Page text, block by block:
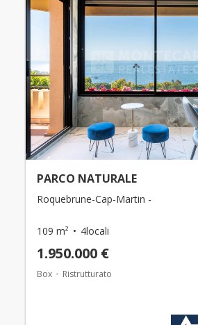
PARCO NATURALE
Roquebrune-Cap-Martin -
109 m² 4locali
1.950.000 €
Box Ristrutturato